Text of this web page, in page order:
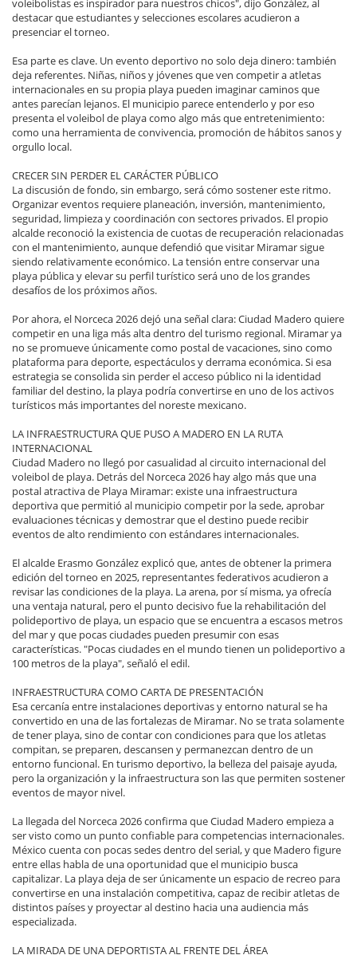
voleibolistas es inspirador para nuestros chicos", dijo González, al
destacar que estudiantes y selecciones escolares acudieron a
presenciar el torneo.
Esa parte es clave. Un evento deportivo no solo deja dinero: también
deja referentes. Niñas, niños y jóvenes que ven competir a atletas
internacionales en su propia playa pueden imaginar caminos que
antes parecían lejanos. El municipio parece entenderlo y por eso
presenta el voleibol de playa como algo más que entretenimiento:
como una herramienta de convivencia, promoción de hábitos sanos y
orgullo local.
CRECER SIN PERDER EL CARÁCTER PÚBLICO
La discusión de fondo, sin embargo, será cómo sostener este ritmo.
Organizar eventos requiere planeación, inversión, mantenimiento,
seguridad, limpieza y coordinación con sectores privados. El propio
alcalde reconoció la existencia de cuotas de recuperación relacionadas
con el mantenimiento, aunque defendió que visitar Miramar sigue
siendo relativamente económico. La tensión entre conservar una
playa pública y elevar su perfil turístico será uno de los grandes
desafíos de los próximos años.
Por ahora, el Norceca 2026 dejó una señal clara: Ciudad Madero quiere
competir en una liga más alta dentro del turismo regional. Miramar ya
no se promueve únicamente como postal de vacaciones, sino como
plataforma para deporte, espectáculos y derrama económica. Si esa
estrategia se consolida sin perder el acceso público ni la identidad
familiar del destino, la playa podría convertirse en uno de los activos
turísticos más importantes del noreste mexicano.
LA INFRAESTRUCTURA QUE PUSO A MADERO EN LA RUTA
INTERNACIONAL
Ciudad Madero no llegó por casualidad al circuito internacional del
voleibol de playa. Detrás del Norceca 2026 hay algo más que una
postal atractiva de Playa Miramar: existe una infraestructura
deportiva que permitió al municipio competir por la sede, aprobar
evaluaciones técnicas y demostrar que el destino puede recibir
eventos de alto rendimiento con estándares internacionales.
El alcalde Erasmo González explicó que, antes de obtener la primera
edición del torneo en 2025, representantes federativos acudieron a
revisar las condiciones de la playa. La arena, por sí misma, ya ofrecía
una ventaja natural, pero el punto decisivo fue la rehabilitación del
polideportivo de playa, un espacio que se encuentra a escasos metros
del mar y que pocas ciudades pueden presumir con esas
características. "Pocas ciudades en el mundo tienen un polideportivo a
100 metros de la playa", señaló el edil.
INFRAESTRUCTURA COMO CARTA DE PRESENTACIÓN
Esa cercanía entre instalaciones deportivas y entorno natural se ha
convertido en una de las fortalezas de Miramar. No se trata solamente
de tener playa, sino de contar con condiciones para que los atletas
compitan, se preparen, descansen y permanezcan dentro de un
entorno funcional. En turismo deportivo, la belleza del paisaje ayuda,
pero la organización y la infraestructura son las que permiten sostener
eventos de mayor nivel.
La llegada del Norceca 2026 confirma que Ciudad Madero empieza a
ser visto como un punto confiable para competencias internacionales.
México cuenta con pocas sedes dentro del serial, y que Madero figure
entre ellas habla de una oportunidad que el municipio busca
capitalizar. La playa deja de ser únicamente un espacio de recreo para
convertirse en una instalación competitiva, capaz de recibir atletas de
distintos países y proyectar al destino hacia una audiencia más
especializada.
LA MIRADA DE UNA DEPORTISTA AL FRENTE DEL ÁREA